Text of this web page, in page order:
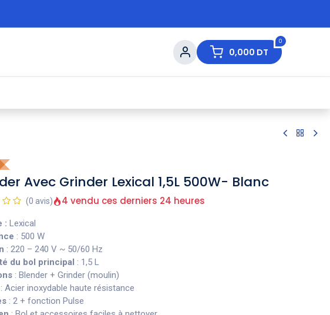
0
0,000 DT
Avec Grinder Lexical 1,5L 500W- Blanc
(0 avis) 4 vendu ces derniers 24 heures
: Lexical
: 500 W
: 220 – 240 V ~ 50/60 Hz
du bol principal : 1,5 L
: Blender + Grinder (moulin)
: Acier inoxydable haute résistance
: 2 + fonction Pulse